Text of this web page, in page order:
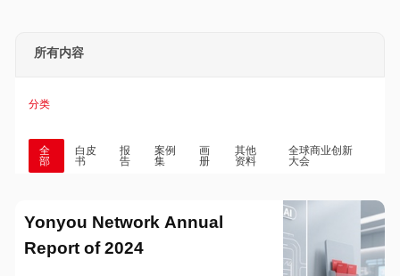
所有内容
分类
全
部
白皮
书
报
告
案例
集
画
册
其他
资料
全球商业创新
大会
Yonyou Network Annual
Report of 2024